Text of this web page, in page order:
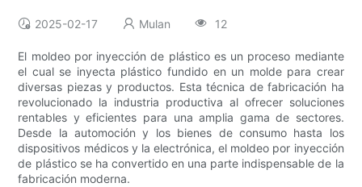
2025-02-17 Mulan 12
El moldeo por inyección de plástico es un proceso mediante
el cual se inyecta plástico fundido en un molde para crear
diversas piezas y productos. Esta técnica de fabricación ha
revolucionado la industria productiva al ofrecer soluciones
rentables y eficientes para una amplia gama de sectores.
Desde la automoción y los bienes de consumo hasta los
dispositivos médicos y la electrónica, el moldeo por inyección
de plástico se ha convertido en una parte indispensable de la
fabricación moderna.